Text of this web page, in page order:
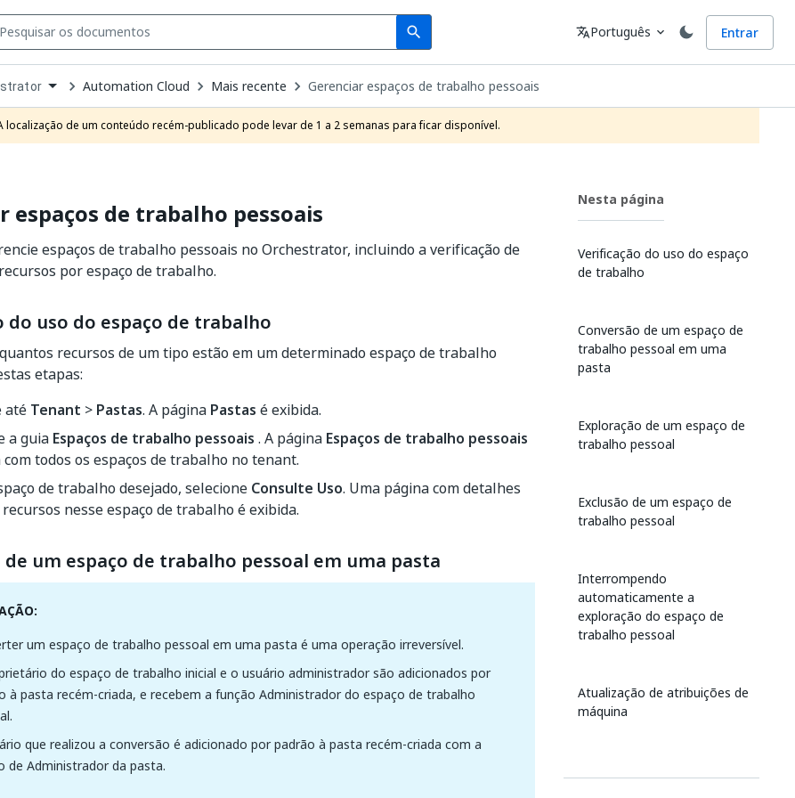
search
Search Idioma
translatePortuguês expand_more Entrar
Automation Cloud Mais recente Gerenciar espaços de trabalho pessoais
localização de um conteúdo recém-publicado pode levar de 1 a 2 semanas para ficar disponível.
espaços de trabalho pessoais
espaços de trabalho pessoais no Orchestrator, incluindo a verificação de
por espaço de trabalho.
do uso do espaço de trabalho
recursos de um tipo estão em um determinado espaço de trabalho
etapas:
até Tenant > Pastas. A página Pastas é exibida.
a guia Espaços de trabalho pessoais . A página Espaços de trabalho pessoais
com todos os espaços de trabalho no tenant.
de trabalho desejado, selecione Consulte Uso. Uma página com detalhes
nesse espaço de trabalho é exibida.
de um espaço de trabalho pessoal em uma pasta
um espaço de trabalho pessoal em uma pasta é uma operação irreversível.
do espaço de trabalho inicial e o usuário administrador são adicionados por
à pasta recém-criada, e recebem a função Administrador do espaço de trabalho
que realizou a conversão é adicionado por padrão à pasta recém-criada com a
de Administrador da pasta.
Nesta página
Verificação do uso do espaço
de trabalho
Conversão de um espaço de
trabalho pessoal em uma
pasta
Exploração de um espaço de
trabalho pessoal
Exclusão de um espaço de
trabalho pessoal
Interrompendo
automaticamente a
exploração do espaço de
trabalho pessoal
Atualização de atribuições de
máquina